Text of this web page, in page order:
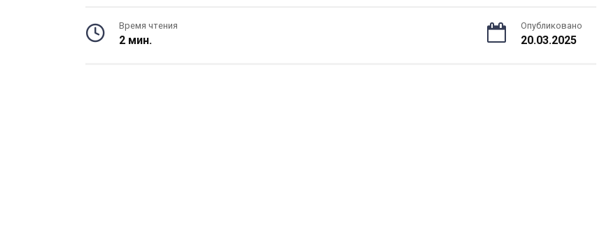
Время чтения
2 мин.
Опубликовано
20.03.2025